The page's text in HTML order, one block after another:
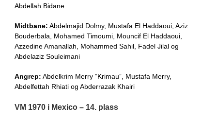
Abdellah Bidane
Midtbane: Abdelmajid Dolmy, Mustafa El Haddaoui, Aziz
Bouderbala, Mohamed Timoumi, Mouncif El Haddaoui,
Azzedine Amanallah, Mohammed Sahil, Fadel Jilal og
Abdelaziz Souleimani
Angrep: Abdelkrim Merry ”Krimau”, Mustafa Merry,
Abdelfettah Rhiati og Abderrazak Khairi
VM 1970 i Mexico – 14. plass